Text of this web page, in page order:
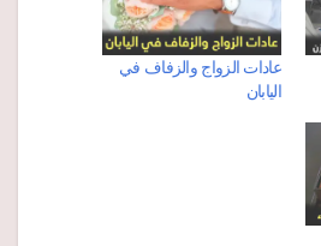
عادات الزواج والزفاف في
اليابان